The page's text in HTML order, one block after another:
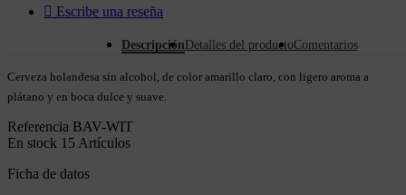
 Escribe una reseña
DescripciónDetalles del productoComentarios
Cerveza holandesa sin alcohol, de color amarillo claro, con ligero aroma a
plátano y en boca dulce y suave.
Referencia BAV-WIT
En stock 15 Artículos
Ficha de datos